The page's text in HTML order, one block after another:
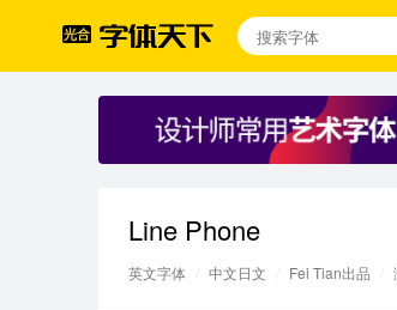
Line Phone
英文字体 中文日文 Fei Tian出品